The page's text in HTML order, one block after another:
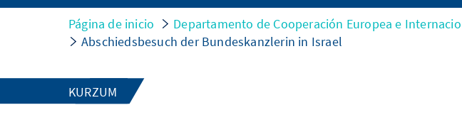
Página de inicio Departamento de Cooperación Europea e
Abschiedsbesuch der Bundeskanzlerin in Israel
KURZUM